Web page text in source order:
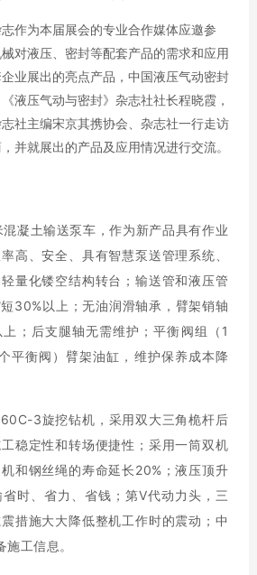
作为本届展会的专业合作媒体应邀参
对液压、密封等配套产品的需求和应用
业展出的亮点产品，中国液压气动密封
液压气动与密封》杂志社社长程晓霞，
志社主编宋京其携协会、杂志社一行走访
并就展出的产品及应用情况进行交流。
凝土输送泵车，作为新产品具有作业
高、安全、具有智慧泵送管理系统、
量化镂空结构转台；输送管和液压管
30%以上；无油润滑轴承，臂架销轴
；后支腿轴无需维护；平衡阀组（1
平衡阀）臂架油缸，维护保养成本降
3旋挖钻机，采用双大三角桅杆后
稳定性和转场便捷性；采用一筒双机
和钢丝绳的寿命延长20%；液压顶升
时、省力、省钱；第V代动力头，三
措施大大降低整机工作时的震动；中
工信息。